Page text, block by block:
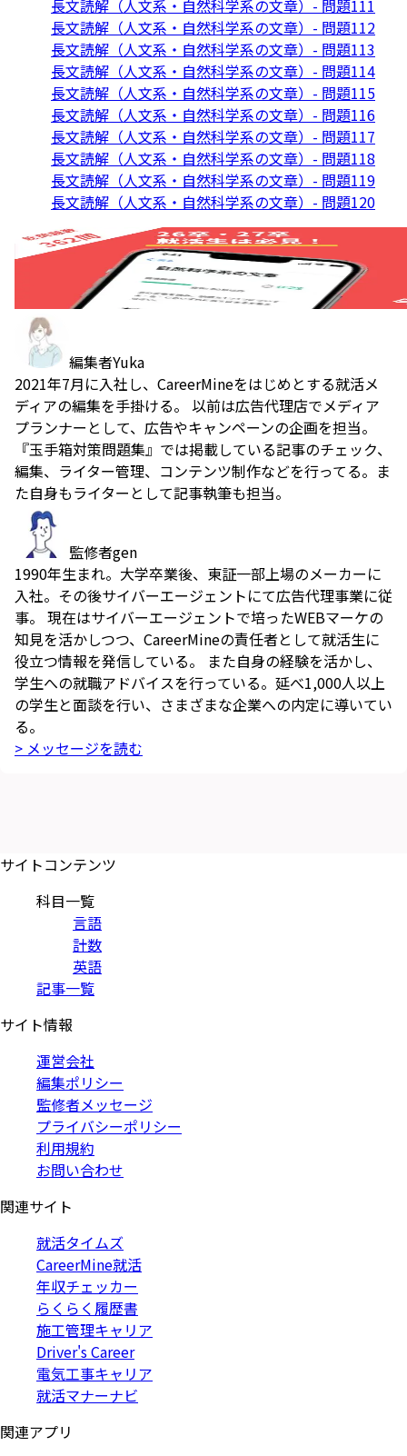
長文読解（人文系・自然科学系の文章）- 問題111
長文読解（人文系・自然科学系の文章）- 問題112
長文読解（人文系・自然科学系の文章）- 問題113
長文読解（人文系・自然科学系の文章）- 問題114
長文読解（人文系・自然科学系の文章）- 問題115
長文読解（人文系・自然科学系の文章）- 問題116
長文読解（人文系・自然科学系の文章）- 問題117
長文読解（人文系・自然科学系の文章）- 問題118
長文読解（人文系・自然科学系の文章）- 問題119
長文読解（人文系・自然科学系の文章）- 問題120
編集者Yuka
2021年7月に入社し、CareerMineをはじめとする就活メ
ディアの編集を手掛ける。 以前は広告代理店でメディア
プランナーとして、広告やキャンペーンの企画を担当。
『玉手箱対策問題集』では掲載している記事のチェック、
編集、ライター管理、コンテンツ制作などを行ってる。ま
た自身もライターとして記事執筆も担当。
監修者gen
1990年生まれ。大学卒業後、東証一部上場のメーカーに
入社。その後サイバーエージェントにて広告代理事業に従
事。 現在はサイバーエージェントで培ったWEBマーケの
知見を活かしつつ、CareerMineの責任者として就活生に
役立つ情報を発信している。 また自身の経験を活かし、
学生への就職アドバイスを行っている。延べ1,000人以上
の学生と面談を行い、さまざまな企業への内定に導いてい
る。
> メッセージを読む
サイトコンテンツ
科目一覧
言語
計数
英語
記事一覧
サイト情報
運営会社
編集ポリシー
監修者メッセージ
プライバシーポリシー
利用規約
お問い合わせ
関連サイト
就活タイムズ
CareerMine就活
年収チェッカー
らくらく履歴書
施工管理キャリア
Driver's Career
電気工事キャリア
就活マナーナビ
関連アプリ